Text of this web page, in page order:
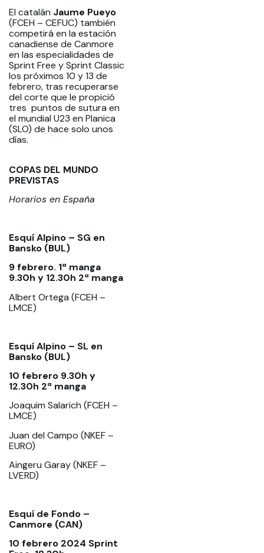
El catalán Jaume Pueyo
(FCEH – CEFUC) también
competirá en la estación
canadiense de Canmore
en las especialidades de
Sprint Free y Sprint Classic
los próximos 10 y 13 de
febrero, tras recuperarse
del corte que le propició
tres puntos de sutura en
el mundial U23 en Planica
(SLO) de hace solo unos
días.
COPAS DEL MUNDO
PREVISTAS
Horarios en España
Esquí Alpino – SG en
Bansko (BUL)
9 febrero. 1ª manga
9.30h y 12.30h 2ª manga
Albert Ortega (FCEH –
LMCE)
Esquí Alpino – SL en
Bansko (BUL)
10 febrero 9.30h y
12.30h 2ª manga
Joaquim Salarich (FCEH –
LMCE)
Juan del Campo (NKEF –
EURO)
Aingeru Garay (NKEF –
LVERD)
Esquí de Fondo –
Canmore (CAN)
10 febrero 2024 Sprint